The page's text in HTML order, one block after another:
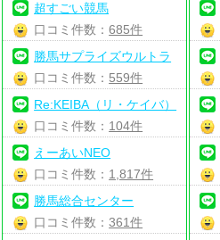
超すごい競馬
口コミ件数：685件
勝馬サプライズウルトラ
口コミ件数： 559件
Re:KEIBA（リ・ケイバ）
口コミ件数： 104件
えーあいNEO
口コミ件数： 1,817件
勝馬総合センター
口コミ件数：361件